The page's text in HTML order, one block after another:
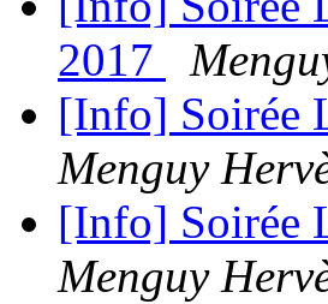
2017
[Info] Soirée
Menguy
[Info] Soirée
Menguy